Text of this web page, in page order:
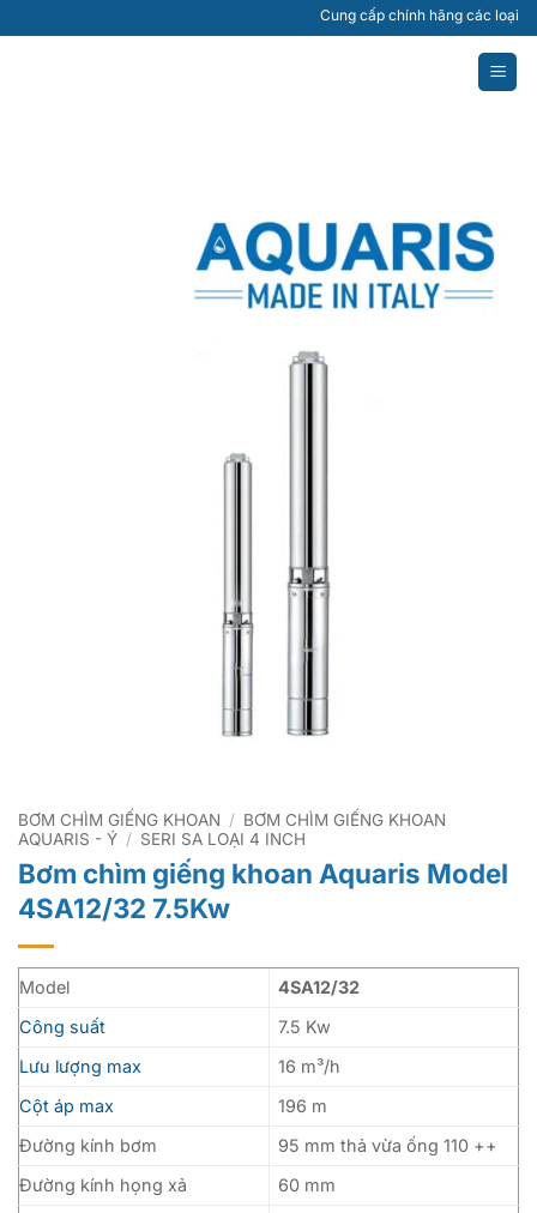
qua
Cung cấp chính hãng các loại
BƠM CHÌM GIẾNG KHOAN / BƠM CHÌM GIẾNG KHOAN
AQUARIS - Ý / SERI SA LOẠI 4 INCH
Bơm chìm giếng khoan Aquaris Model
4SA12/32 7.5Kw
Model
4SA12/32
Công suất
7.5 Kw
Lưu lượng max
16 m³/h
Cột áp max
196 m
Đường kính bơm
95 mm thả vừa ống 110 ++
Đường kính họng xả
60 mm